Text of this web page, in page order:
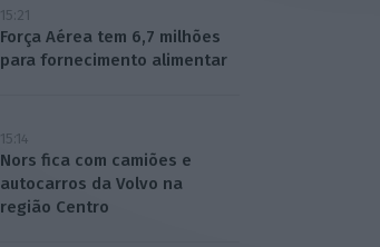
15:21
Força Aérea tem 6,7 milhões
para fornecimento alimentar
15:14
Nors fica com camiões e
autocarros da Volvo na
região Centro